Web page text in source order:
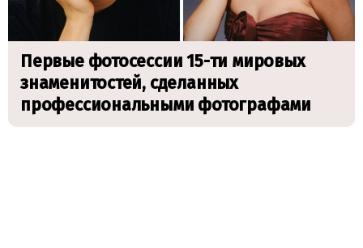
Первые фотосессии 15-ти мировых
знаменитостей, сделанных
профессиональными фотографами